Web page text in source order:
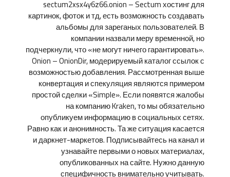
sectum2xsx4y6z66.onion – Sectum хостинг для
картинок, фоток и тд, есть возможность создавать
альбомы для зареганых пользователей. В
компании назвали меру временной, но
подчеркнули, что «не могут ничего гарантировать».
Onion – OnionDir, модерируемый каталог ссылок с
возможностью добавления. Рассмотренная выше
конвертация и спекуляция являются примером
простой сделки «Simple». Если появятся жалобы
на компанию Kraken, то мы обязательно
опубликуем информацию в социальных сетях.
Равно как и анонимность. Та же ситуация касается
и даркнет-маркетов. Подписывайтесь на канал и
узнавайте первыми о новых материалах,
опубликованных на сайте. Нужно данную
специфичность внимательно учитывать.